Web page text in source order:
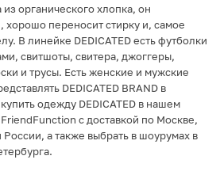
из органического хлопка, он
хорошо переносит стирку и, самое
В линейке DEDICATED есть футболки
свитшоты, свитера, джоггеры,
и трусы. Есть женские и мужские
DEDICATED BRAND в
одежду DEDICATED в нашем
с доставкой по Москве,
России, а также выбрать в шоурумах в